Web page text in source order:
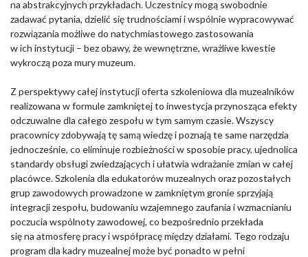
na abstrakcyjnych przykładach. Uczestnicy mogą swobodnie
zadawać pytania, dzielić się trudnościami i wspólnie wypracowywać
rozwiązania możliwe do natychmiastowego zastosowania
w ich instytucji – bez obawy, że wewnętrzne, wrażliwe kwestie
wykroczą poza mury muzeum.
Z perspektywy całej instytucji oferta szkoleniowa dla muzealników
realizowana w formule zamkniętej to inwestycja przynosząca efekty
odczuwalne dla całego zespołu w tym samym czasie. Wszyscy
pracownicy zdobywają tę samą wiedzę i poznają te same narzędzia
jednocześnie, co eliminuje rozbieżności w sposobie pracy, ujednolica
standardy obsługi zwiedzających i ułatwia wdrażanie zmian w całej
placówce. Szkolenia dla edukatorów muzealnych oraz pozostałych
grup zawodowych prowadzone w zamkniętym gronie sprzyjają
integracji zespołu, budowaniu wzajemnego zaufania i wzmacnianiu
poczucia wspólnoty zawodowej, co bezpośrednio przekłada
się na atmosferę pracy i współpracę między działami. Tego rodzaju
program dla kadry muzealnej może być ponadto w pełni